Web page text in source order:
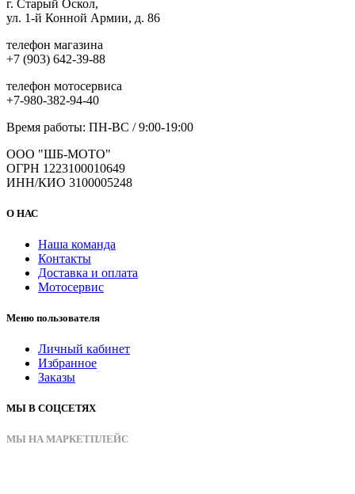
товара.
г. Старый Оскол,
ул. 1-й Конной Армии, д. 86
телефон магазина
+7 (903) 642-39-88
телефон мотосервиса
+7-980-382-94-40
Время работы: ПН-ВС / 9:00-19:00
ООО "ШБ-МОТО"
ОГРН 1223100010649
ИНН/КИО 3100005248
О НАС
Наша команда
Контакты
Доставка и оплата
Мотосервис
Меню пользователя
Личный кабинет
Избранное
Заказы
МЫ В СОЦСЕТЯХ
МЫ НА МАРКЕТПЛЕЙС